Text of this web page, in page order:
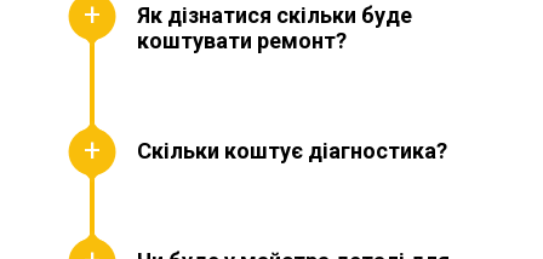
Як дізнатися скільки буде
коштувати ремонт?
Скільки коштує діагностика?